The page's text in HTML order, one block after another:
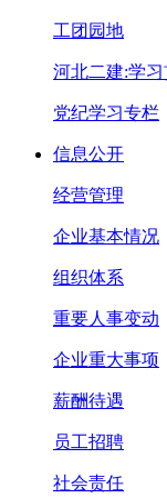
工团园地
河北二建:学
党纪学习专栏
信息公开
经营管理
企业基本情况
组织体系
重要人事变动
企业重大事项
薪酬待遇
员工招聘
社会责任